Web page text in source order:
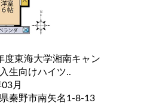
度東海大学湘南キャン
生向けハイツ..
月
秦野市南矢名1-8-13